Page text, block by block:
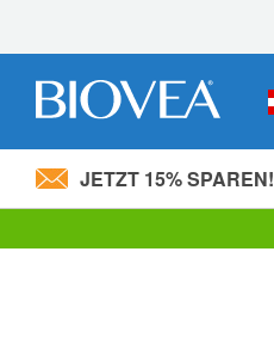
Bitte
JETZT 15% SPAREN!